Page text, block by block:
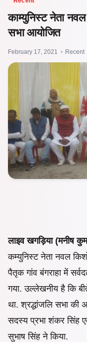
काम्युनिस्ट नेता नवल
सभा आयोजित
February 17, 2021 • Recent
लाइव खगड़िया (मनीष
कम्युनिस्ट नेता नवल
पैतृक गांव बंगराहा में
गया. उल्लेखनीय है कि
था. श्रद्धांजलि सभा की
सदस्य प्रभा शंकर सिंह
सुभाष सिंह ने किया.